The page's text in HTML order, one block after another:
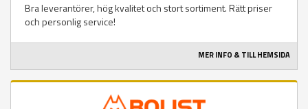
Bra leverantörer, hög kvalitet och stort sortiment. Rätt priser
och personlig service!
MER INFO & TILL HEMSIDA